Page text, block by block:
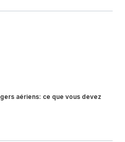
aériens: ce que vous devez